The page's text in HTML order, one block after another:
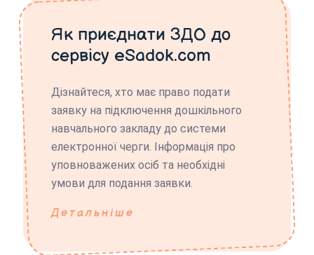
Як приєднати ЗДО до
сервісу eSadok.com
Дізнайтеся, хто має право подати
заявку на підключення дошкільного
навчального закладу до системи
електронної черги. Інформація про
уповноважених осіб та необхідні
умови для подання заявки.
Детальніше